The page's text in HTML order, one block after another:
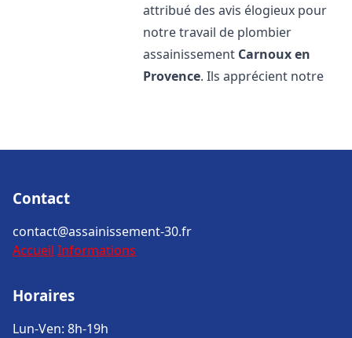
attribué des avis élogieux pour
notre travail de plombier
assainissement Carnoux en
Provence. Ils apprécient notre
Contact
contact@assainissement-30.fr
Accueil Informations
Horaires
Lun-Ven: 8h-19h